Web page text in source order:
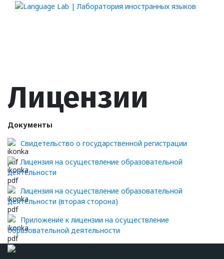
Лицензии
Документы
Свидетельство о государственной регистрации
Лицензия на осуществление образовательной
деятельности
Лицензия на осуществление образовательной
деятельности (вторая сторона)
Приложение к лицензии на осуществление
образовательной деятельности